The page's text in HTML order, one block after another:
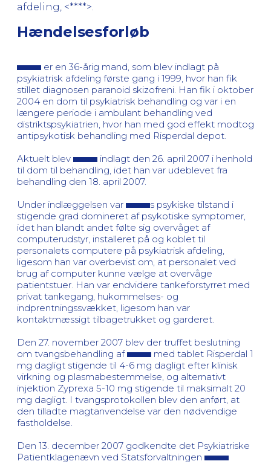
afdeling, <****>.
Hændelsesforløb
er en 36-årig mand, som blev indlagt på
psykiatrisk afdeling første gang i 1999, hvor han fik
stillet diagnosen paranoid skizofreni. Han fik i oktober
2004 en dom til psykiatrisk behandling og var i en
længere periode i ambulant behandling ved
distriktspsykiatrien, hvor han med god effekt modtog
antipsykotisk behandling med Risperdal depot.
Aktuelt blev
indlagt den 26. april 2007 i henhold
til dom til behandling, idet han var udeblevet fra
behandling den 18. april 2007.
Under indlæggelsen var
s psykiske tilstand i
stigende grad domineret af psykotiske symptomer,
idet han blandt andet følte sig overvåget af
computerudstyr, installeret på og koblet til
personalets computere på psykiatrisk afdeling,
ligesom han var overbevist om, at personalet ved
brug af computer kunne vælge at overvåge
patientstuer. Han var endvidere tankeforstyrret med
privat tankegang, hukommelses- og
indprentningssvækket, ligesom han var
kontaktmæssigt tilbagetrukket og garderet.
Den 27. november 2007 blev der truffet beslutning
om tvangsbehandling af
med tablet Risperdal 1
mg dagligt stigende til 4-6 mg dagligt efter klinisk
virkning og plasmabestemmelse, og alternativt
injektion Zyprexa 5-10 mg stigende til maksimalt 20
mg dagligt. I tvangsprotokollen blev den anført, at
den tilladte magtanvendelse var den nødvendige
fastholdelse.
Den 13. december 2007 godkendte det Psykiatriske
Patientklagenævn ved Statsforvaltningen